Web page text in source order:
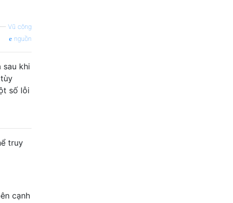
— Vũ công
nguồn
khi
số lỗi
truy
cạnh